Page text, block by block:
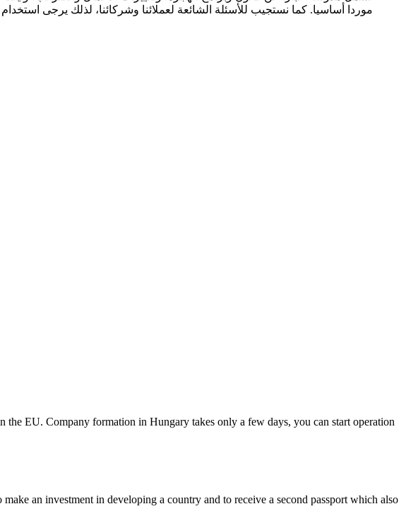
the EU. Company formation in Hungary takes only a few days, you can start operation
an investment in developing a country and to receive a second passport which also